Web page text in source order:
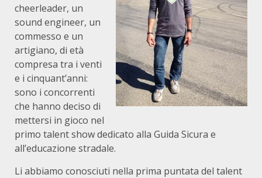
cheerleader, un
sound engineer, un
commesso e un
artigiano, di età
compresa tra i venti
e i cinquant’anni:
sono i concorrenti
che hanno deciso di
mettersi in gioco nel
primo talent show dedicato alla Guida Sicura e
all’educazione stradale.
Li abbiamo conosciuti nella prima puntata del talent